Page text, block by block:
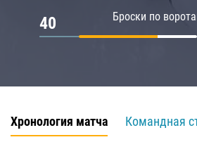
Броски по
40
Хронология матча
Командная